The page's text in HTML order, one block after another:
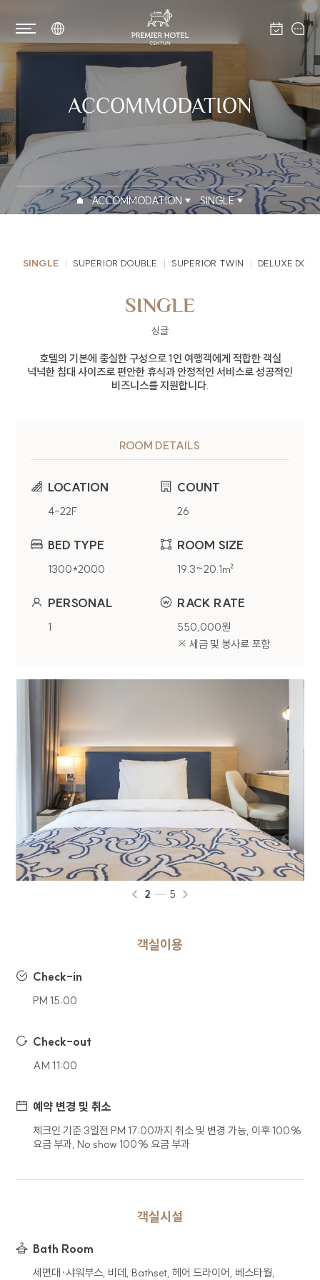
ACCOMMODATION
ACCOMMODATION SINGLE
SINGLE SUPERIOR DOUBLE SUPERIOR TWIN DELUXE
SINGLE
싱글
호텔의 기본에 충실한 구성으로 1인 여행객에게 적합한 객실
넉넉한 침대 사이즈로 편안한 휴식과 안정적인 서비스로 성공적인
비즈니스를 지원합니다.
ROOM DETAILS
LOCATION
4-22F
COUNT
26
BED TYPE
1300*2000
ROOM SIZE
19.3~20.1㎡
PERSONAL
1
RACK RATE
550,000원
※ 세금 및 봉사료 포함
3 5
객실이용
Check-in
PM 15:00
Check-out
AM 11:00
예약 변경 및 취소
체크인 기준 3일전 PM 17:00까지 취소 및 변경 가능, 이후 100%
요금 부과, No show 100% 요금 부과
객실시설
Bath Room
세면대∙샤워부스, 비데, Bathset, 헤어 드라이어, 베스타월,
CENTUM PREMIER HOTEL(이하 회사)는
서비스 제공시 개인정보보호법령에 따라 이용자의
원활하게 처리할 수 있도록 다음과 같은 처리방침을
1. 개인정보 수집에 대한 동의
회사는 이용자가 개별 서비스 신청시 개인정보 수집
이용자는 동의를 거부할 수 있으며 동의를 거부하는
2. 개인정보 수집 및 이용 목적
회사가 이용자의 개인정보를 수집 및 이용하는
목적은 다음과 같습니다.
구분 이용목적
문의
온라인 문의에 따른 의사 확인 및 본인
식별, 서비스 부정이용 방지, 각종
고지 및 안내, 분쟁 조정을 위한 기록
보존
회사는 기본적인 서비스 제공을 위한 필수 정보만을
않더라도 서비스 이용이 제한되지 않습니다. 회사는
않습니다.
구분
문의
회사는 홈페이지를 통한 이용자의 각 신청서 작성을
통해 개인정보를 수집합니다.
회사는 이용자의 개인정보 수집 및 이용
보유합니다. 단, 관계법령의 규정에 따라 개인정보를
이때 보유되는 개인정보의 열람 및 이용은 해당